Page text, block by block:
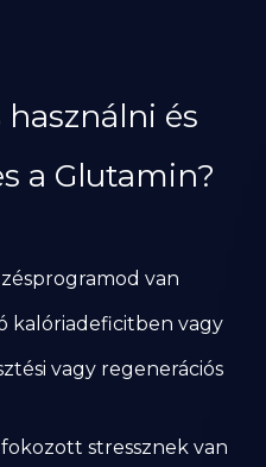
és
a Glutamin?
van
kalóriadeficitben vagy
vagy regenerációs
stressznek van